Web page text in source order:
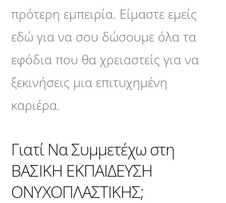
πρότερη εμπειρία. Είμαστε εμείς
εδώ για να σου δώσουμε όλα τα
εφόδια που θα χρειαστείς για να
ξεκινήσεις μια επιτυχημένη
καριέρα.
Γιατί Να Συμμετέχω στη
ΒΑΣΙΚΗ ΕΚΠΑΙΔΕΥΣΗ
ΟΝΥΧΟΠΛΑΣΤΙΚΗΣ;